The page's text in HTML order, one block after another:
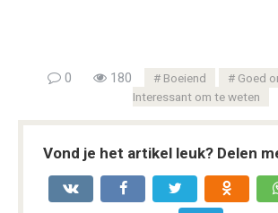
0 180 Boeiend
Goed
Interessant om te weten
Vond je het artikel leuk? Delen